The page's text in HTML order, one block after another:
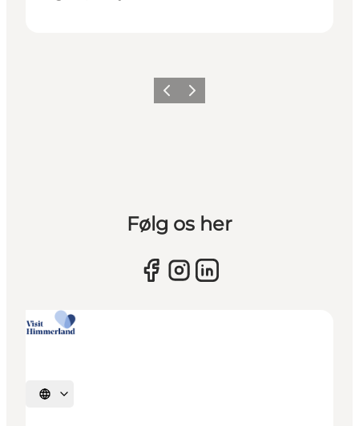
Vorherige Folie
Nächste Folie
Følg os her
Sprache auswählen